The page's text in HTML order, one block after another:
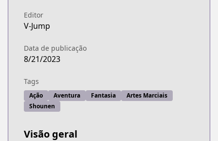
Editor
V-Jump
Data de publicação
8/21/2023
Tags
Ação Aventura Fantasia
Artes Marciais
Shounen
Visão geral